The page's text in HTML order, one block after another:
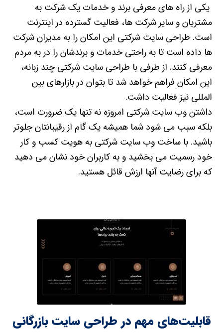
یکی از راه های معرفی برند و خدمات یک شرکت به
مشتریان و سایر شرکت ها، فعالیت گسترده در اینترنت
است. طراحی سایت شرکتی این امکان را به مدیران شرکت
ها داده است تا به راحتی خدمات و برندشان را در به مردم
معرفی کنند. از طرفی با طراحی سایت شرکتی چند زبانه،
این امکان فراهم خواهد شد تا بتوان در بازارهای بین
المللی نیز فعالیت داشت.
داشتن وب سایت شرکتی امروزه نه تنها یک ضرورت است،
بلکه سبب می شود شما همیشه یک گام از رقیبانتان جلوتر
باشید. با ساخت وب سایت شرکتی به هویت کسب و کار
خود رسمیت می بخشید و به کاربران خود نشان می دهید
که برای رضایت آنها ارزش قائل هستید.
قابلیت‌های مهم در طراحی سایت بازرگانی